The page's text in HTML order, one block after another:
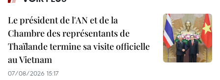
Le président de l'AN et de la
Chambre des représentants de
Thaïlande termine sa visite officielle
au Vietnam
07/08/2026 15:17